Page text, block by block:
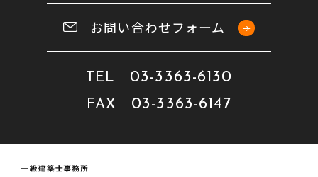
お問い合わせフォーム
TEL 03-3363-6130
FAX 03-3363-6147